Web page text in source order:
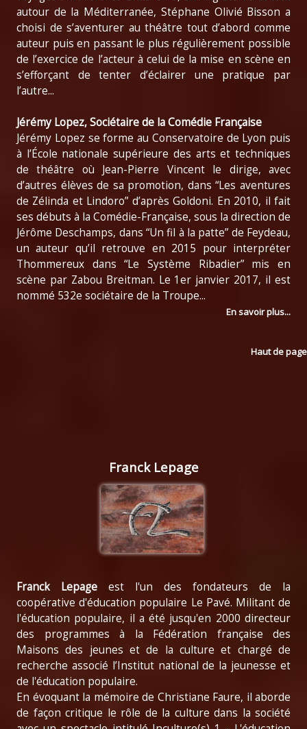
autour de la Méditerranée, Stéphane Olivié Bisson a
choisi de s’aventurer au théâtre tout d’abord comme
auteur puis en passant le plus régulièrement possible
de l’exercice de l’acteur à celui de la mise en scène en
s’efforçant de tenter d’éclairer une pratique par
l’autre...
Jérémy Lopez, Sociétaire de la Comédie Française
Jérémy Lopez se forme au Conservatoire de Lyon puis
à l’École nationale supérieure des arts et techniques
de théâtre où Jean-Pierre Vincent le dirige, avec
d’autres élèves de sa promotion, dans “Les aventures
de Zélinda et Lindoro” d’après Goldoni. En 2010, il fait
ses débuts à la Comédie-Française, sous la direction de
Jérôme Deschamps, dans “Un fil à la patte” de Feydeau,
un auteur qu’il retrouve en 2015 pour interpréter
Thommereux dans “Le Système Ribadier” mis en
scène par Zabou Breitman. Le 1er janvier 2017, il est
nommé 532e sociétaire de la Troupe...
En savoir plus...
Haut de page
Franck Lepage
Franck Lepage est l'un des fondateurs de la
coopérative d'éducation populaire Le Pavé. Militant de
l'éducation populaire, il a été jusqu'en 2000 directeur
des programmes à la Fédération française des
Maisons des jeunes et de la culture et chargé de
recherche associé l’Institut national de la jeunesse et
de l'éducation populaire.
En évoquant la mémoire de Christiane Faure, il aborde
de façon critique le rôle de la culture dans la société